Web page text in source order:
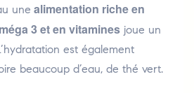
une alimentation riche en
3 et en vitamines joue un
est également
beaucoup d’eau, de thé vert.